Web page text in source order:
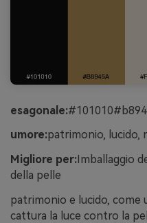
esagonale:
umore:patrimonio, lucido,
Migliore per: Imballaggio
della pelle
patrimonio e lucido, come
cattura la luce contro la